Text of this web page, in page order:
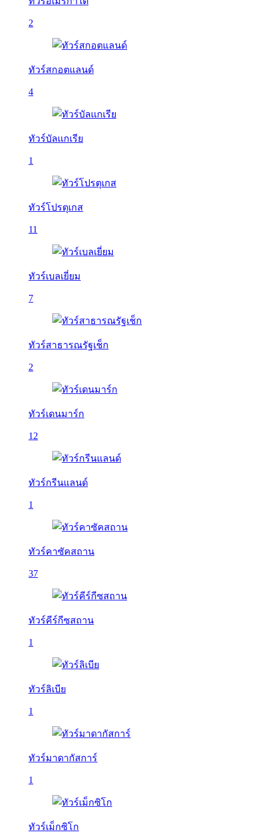
2
ทัวร์สกอตแลนด์
4
ทัวร์บัลเเกเรีย
1
ทัวร์โปรตุเกส
11
ทัวร์เบลเยี่ยม
7
ทัวร์สาธารณรัฐเช็ก
2
ทัวร์เดนมาร์ก
12
ทัวร์กรีนแลนด์
1
ทัวร์คาซัคสถาน
37
ทัวร์คีร์กีซสถาน
1
ทัวร์ลิเบีย
1
ทัวร์มาดากัสการ์
1
ทัวร์เม็กซิโก